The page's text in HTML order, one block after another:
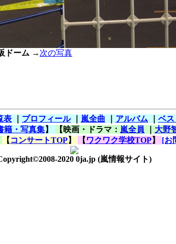
ドーム → 次の写真
表 プロフィール｜ 嵐全曲 アルバム ベス
籍・写真集】 【映画・ドラマ： 嵐全員 大野
【 コンサートTOP】 【 ワクワク学校TOP】 [お
2020 0ja.jp (嵐情報サイト)